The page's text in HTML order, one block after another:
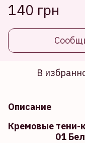
140 грн
В
Описание
Кремовые тени-
01